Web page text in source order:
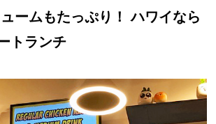
ームもたっぷり！ ハワイなら
トランチ